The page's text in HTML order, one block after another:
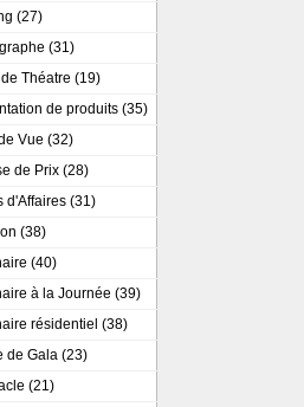
(27)
(31)
Théatre (19)
de produits (35)
Vue (32)
de Prix (28)
d'Affaires (31)
(38)
(40)
à la Journée (39)
résidentiel (38)
de Gala (23)
(21)